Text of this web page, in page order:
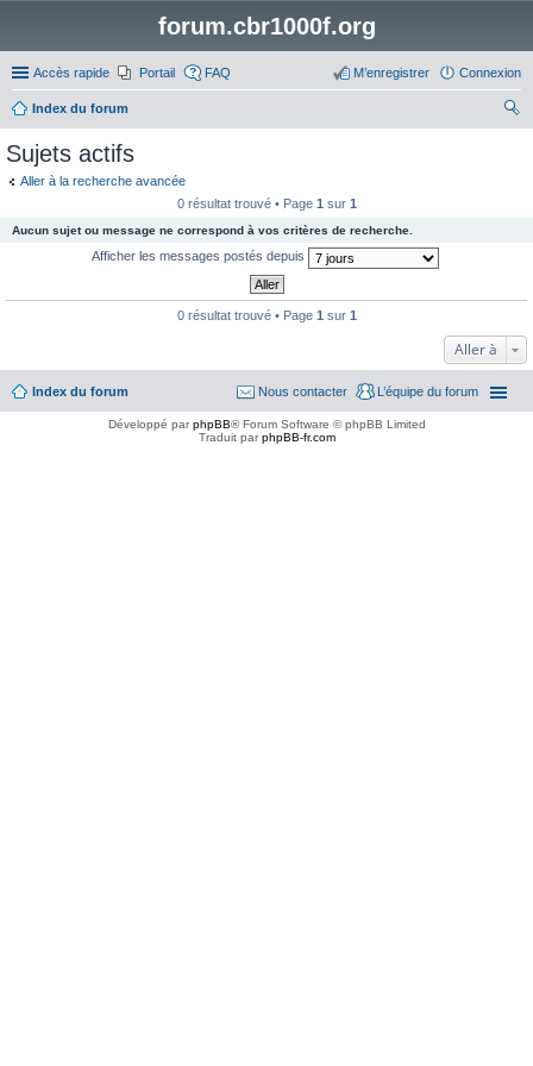
forum.cbr1000f.org
Accès rapide Portail FAQ Connexion
M’enregistrer
Index du forum
Sujets actifs
Aller à la recherche avancée
0 résultat trouvé • Page 1 sur 1
Aucun sujet ou message ne correspond à vos critères de recherche.
Afficher les messages postés depuis
0 résultat trouvé • Page 1 sur 1
Aller à
Index du forum L’équipe du forum
Nous contacter
Développé parphpBB® Forum Software © phpBB Limited
Traduit parphpBB-fr.com